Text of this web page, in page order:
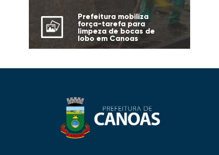
Prefeitura mobiliza
força-tarefa para
limpeza de bocas de
lobo em Canoas